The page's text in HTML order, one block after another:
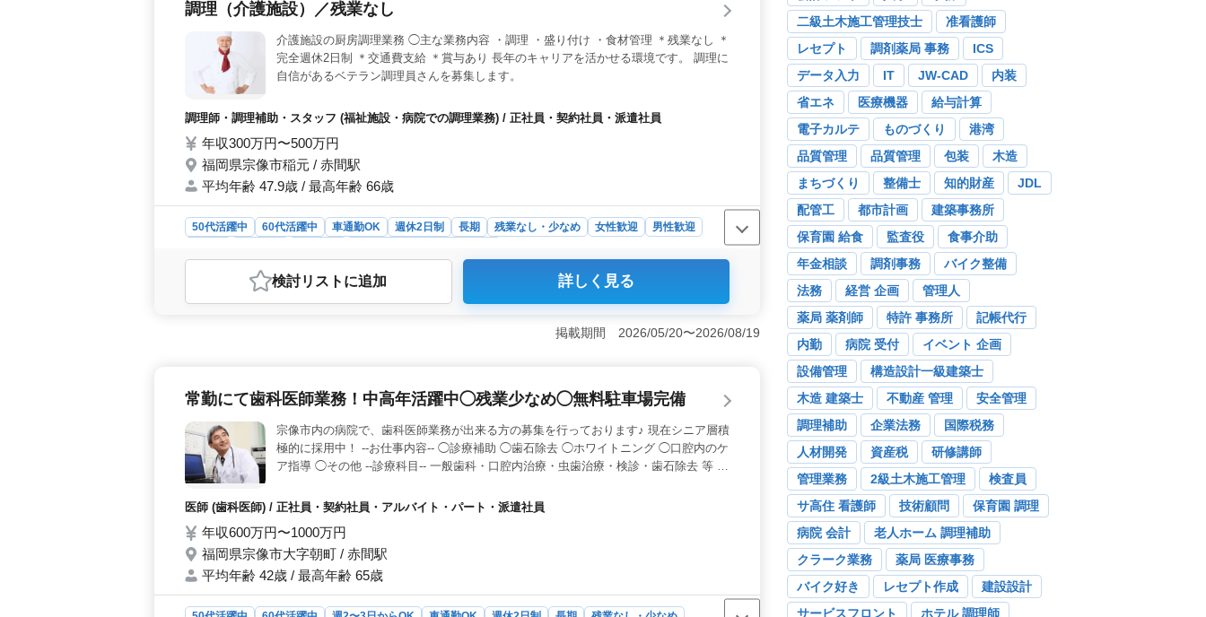
調理（介護施設）／残業なし
介護施設の厨房調理業務 ◯主な業務内容 ・調理 ・盛り付け ・食材管理 ＊残業なし ＊
完全週休2日制 ＊交通費支給 ＊賞与あり 長年のキャリアを活かせる環境です。 調理に
自信があるベテラン調理員さんを募集します。
調理師・調理補助・スタッフ (福祉施設・病院での調理業務) / 正社員・契約社員・派遣社員
年収300万円〜500万円
福岡県宗像市稲元 / 赤間駅
平均年齢 47.9歳 / 最高年齢 66歳
50代活躍中 60代活躍中 車通勤OK 週休2日制 長期 残業なし・少なめ 女性歓迎
男性歓迎
おすすめポイント
＜残業なし・完全週休2日制＞ 残業なしで、完全週休2日制とメリハリのある勤務が可能です。
る環境です。 ＜ベテランの技術を活かせる現場＞ 介護施設での調理・盛り付け・食材管理
場も完備。通勤負担少なく、これからも現場で腕を振るいたい方におすすめの求人です。
検討リスト に追加 詳しく見る
掲載期間 2026/05/20〜2026/08/19
常勤にて歯科医師業務！中高年活躍中◯残業少なめ◯無料駐車場完備
宗像市内の病院で、歯科医師業務が出来る方の募集を行っております♪ 現在シニア層積
極的に採用中！ --お仕事内容-- ◯診療補助 ◯歯石除去 ◯ホワイトニング ◯口腔内のケ
ア指導 ◯その他 --診療科目-- 一般歯科・口腔内治療・虫歯治療・検診・歯石除去 等 ＊
ります／
医師 (歯科医師) / 正社員・契約社員・アルバイト・パート・派遣社員
年収600万円〜1000万円
福岡県宗像市大字朝町 / 赤間駅
平均年齢 42歳 / 最高年齢 65歳
二級土木施工管理技士
准看護師
レセプト
調剤薬局 事務
ICS
データ入力
IT JW-CAD
内装
省エネ
医療機器
給与計算
電子カルテ
ものづくり
港湾
品質管理
品質管理 包装
木造
まちづくり
整備士 知的財産
JDL
配管工
都市計画
建築事務所
保育園 給食
監査役
食事介助
年金相談
調剤事務
バイク整備
法務
経営 企画
管理人
薬局 薬剤師
特許 事務所
記帳代行
内勤
病院 受付
イベント 企画
設備管理
構造設計一級建築士
木造 建築士
不動産 管理
安全管理
調理補助
企業法務
国際税務
人材開発
資産税
研修講師
管理業務
2級土木施工管理
検査員
サ高住 看護師
技術顧問
保育園 調理
病院 会計
老人ホーム 調理補助
クラーク業務
薬局 医療事務
バイク好き
レセプト作成
建設設計
サービスフロント
ホテル 調理師